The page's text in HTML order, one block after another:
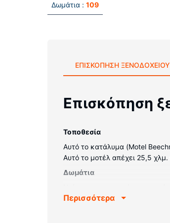
Δωμάτια : 109
ΕΠΙΣΚΌΠΗΣΗ ΞΕΝΟΔΟΧΕΊΟΥ
Επισκόπηση
Τοποθεσία
Αυτό το κατάλυμα (Motel
Αυτό το μοτέλ απέχει 25,5
Δωμάτια
για τη διασκέδασή σας
Περισσότερα